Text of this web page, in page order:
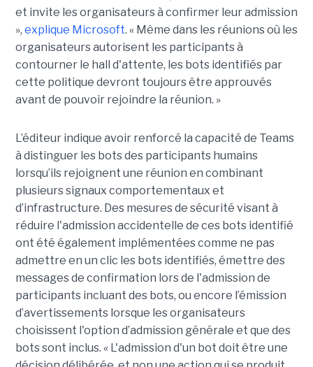
et invite les organisateurs à confirmer leur admission
», explique Microsoft. « Même dans les réunions où les
organisateurs autorisent les participants à
contourner le hall d'attente, les bots identifiés par
cette politique devront toujours être approuvés
avant de pouvoir rejoindre la réunion. »
L’éditeur indique avoir renforcé la capacité de Teams
à distinguer les bots des participants humains
lorsqu’ils rejoignent une réunion en combinant
plusieurs signaux comportementaux et
d’infrastructure. Des mesures de sécurité visant à
réduire l'admission accidentelle de ces bots identifié
ont été également implémentées comme ne pas
admettre en un clic les bots identifiés, émettre des
messages de confirmation lors de l'admission de
participants incluant des bots, ou encore l’émission
d’avertissements lorsque les organisateurs
choisissent l'option d’admission générale et que des
bots sont inclus. « L'admission d'un bot doit être une